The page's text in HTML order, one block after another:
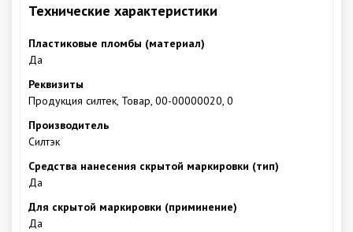
Технические характеристики
Пластиковые пломбы (материал)
Да
Реквизиты
Продукция силтек, Товар, 00-00000020, 0
Производитель
Силтэк
Средства нанесения скрытой маркировки (тип)
Да
Для скрытой маркировки (приминение)
Да